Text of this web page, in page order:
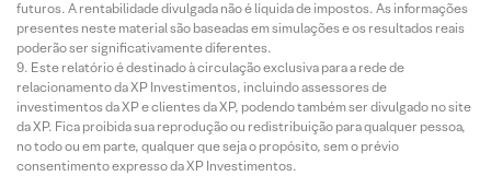
futuros. A rentabilidade divulgada não é líquida de impostos. As informações
presentes neste material são baseadas em simulações e os resultados reais
poderão ser significativamente diferentes.
Este relatório é destinado à circulação exclusiva para a rede de
relacionamento da XP Investimentos, incluindo assessores de
investimentos da XP e clientes da XP, podendo também ser divulgado no site
da XP. Fica proibida sua reprodução ou redistribuição para qualquer pessoa,
no todo ou em parte, qualquer que seja o propósito, sem o prévio
consentimento expresso da XP Investimentos.